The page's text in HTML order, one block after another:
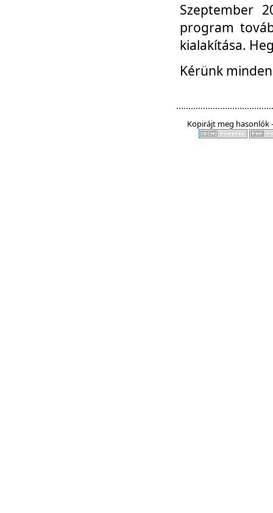
Szeptember
program
kialakítása.
Kérünk
Kopirájt meg hasonlók